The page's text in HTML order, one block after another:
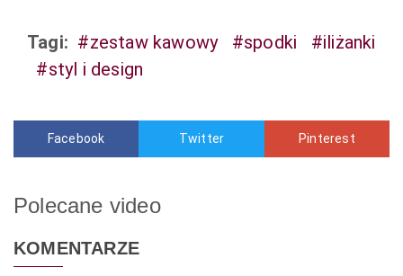
Tagi: #zestaw kawowy #spodki
#iliżanki
#styl i design
Facebook Twitter Pinterest
Polecane video
KOMENTARZE